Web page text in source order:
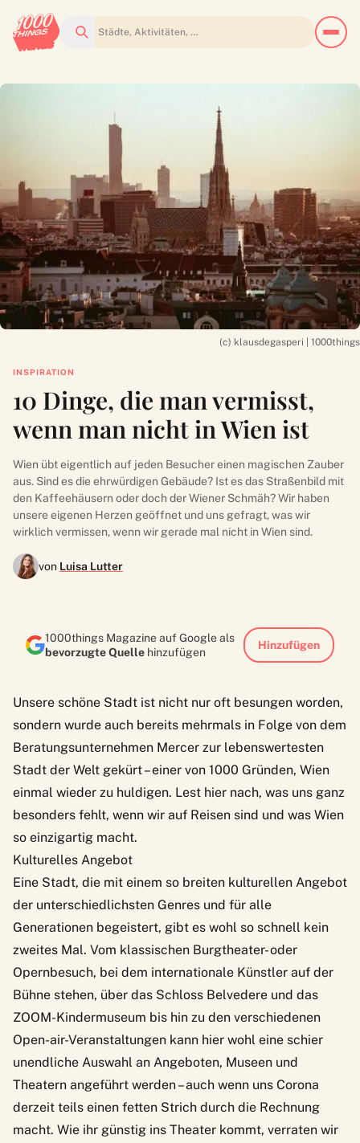
Suchen
(c) klausdegasperi | 1000things
INSPIRATION
10 Dinge, die man vermisst,
wenn man nicht in Wien ist
Wien übt eigentlich auf jeden Besucher einen magischen Zauber
aus. Sind es die ehrwürdigen Gebäude? Ist es das Straßenbild mit
den Kaffeehäusern oder doch der Wiener Schmäh? Wir haben
unsere eigenen Herzen geöffnet und uns gefragt, was wir
wirklich vermissen, wenn wir gerade mal nicht in Wien sind.
von Luisa Lutter
1000things Magazine auf Google als
bevorzugte Quelle hinzufügen
Hinzufügen
Unsere schöne Stadt ist nicht nur oft besungen worden,
sondern wurde auch bereits mehrmals in Folge von dem
Beratungsunternehmen Mercer zur lebenswertesten
Stadt der Welt gekürt – einer von 1000 Gründen, Wien
einmal wieder zu huldigen. Lest hier nach, was uns ganz
besonders fehlt, wenn wir auf Reisen sind und was Wien
so einzigartig macht.
Kulturelles Angebot
Eine Stadt, die mit einem so breiten kulturellen Angebot
der unterschiedlichsten Genres und für alle
Generationen begeistert, gibt es wohl so schnell kein
zweites Mal. Vom klassischen Burgtheater- oder
Opernbesuch, bei dem internationale Künstler auf der
Bühne stehen, über das Schloss Belvedere und das
ZOOM-Kindermuseum bis hin zu den verschiedenen
Open-air-Veranstaltungen kann hier wohl eine schier
unendliche Auswahl an Angeboten, Museen und
Theatern angeführt werden – auch wenn uns Corona
derzeit teils einen fetten Strich durch die Rechnung
macht. Wie ihr günstig ins Theater kommt, verraten wir